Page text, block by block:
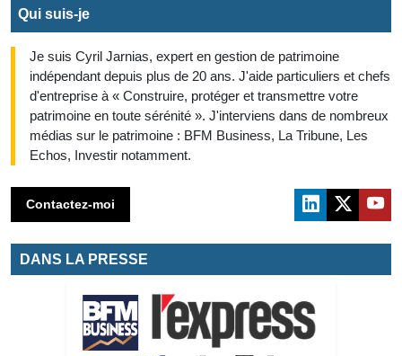
Qui suis-je
Je suis Cyril Jarnias, expert en gestion de patrimoine
indépendant depuis plus de 20 ans. J'aide particuliers et chefs
d'entreprise à « Construire, protéger et transmettre votre
patrimoine en toute sérénité ». J'interviens dans de nombreux
médias sur le patrimoine : BFM Business, La Tribune, Les
Echos, Investir notamment.
Contactez-moi
DANS LA PRESSE